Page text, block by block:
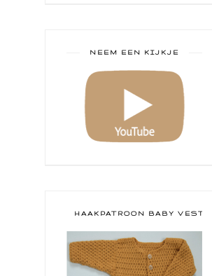
NEEM EEN KIJKJE
HAAKPATROON BABY VESTJE